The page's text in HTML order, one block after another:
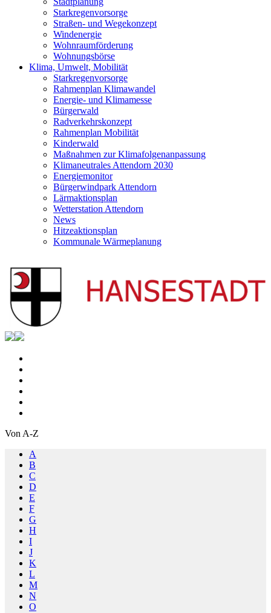
Starkregenvorsorge
Straßen- und Wegekonzept
Windenergie
Wohnraumförderung
Wohnungsbörse
Klima, Umwelt, Mobilität
Starkregenvorsorge
Rahmenplan Klimawandel
Energie- und Klimamesse
Bürgerwald
Radverkehrskonzept
Rahmenplan Mobilität
Kinderwald
Maßnahmen zur Klimafolgenanpassung
Klimaneutrales Attendorn 2030
Energiemonitor
Bürgerwindpark Attendorn
Lärmaktionsplan
Wetterstation Attendorn
News
Hitzeaktionsplan
Kommunale Wärmeplanung
Von A-Z
A
B
C
D
E
F
G
H
I
J
K
L
M
N
O